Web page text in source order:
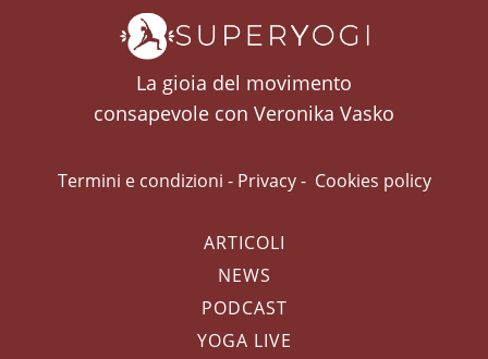
La gioia del movimento
consapevole con Veronika Vasko
Termini e condizioni - Privacy- Cookies policy
ARTICOLI
NEWS
PODCAST
YOGA LIVE